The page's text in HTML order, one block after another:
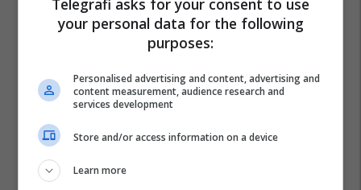
Telegrafi asks for your consent to use
your personal data for the following
purposes:
Personalised advertising and content, advertising and
content measurement, audience research and
services development
Store and/or access information on a device
Learn more